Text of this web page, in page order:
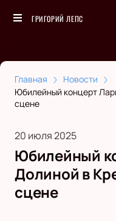
ГРИГОРИЙ ЛЕПС
Главная
Новости
Юбилейный концерт
сцене
20 июля 2025
Юбилейный
Долиной в
сцене